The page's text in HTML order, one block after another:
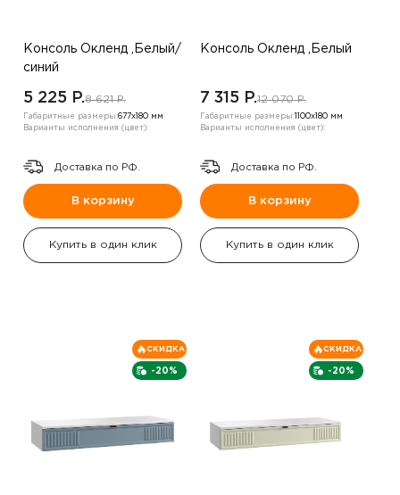
Консоль Окленд ,Белый/
синий
5 225 P.8 621 P.
Габаритные размеры:677х180 мм
Варианты исполнения (цвет):
Доставка по РФ.
В корзину
Купить в один клик
Консоль Окленд ,Белый
7 315 P.12 070 P.
Габаритные размеры: 1100х180 мм
Варианты исполнения (цвет):
Доставка по РФ.
В корзину
Купить в один клик
-20%
СКИДКА
-20%
СКИДКА